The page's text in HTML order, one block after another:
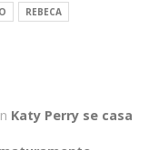
REBECA
Katy Perry se casa